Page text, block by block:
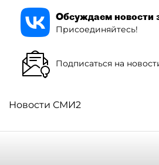
Обсуждаем новости
Присоединяйтесь!
Подписаться на
Новости СМИ2